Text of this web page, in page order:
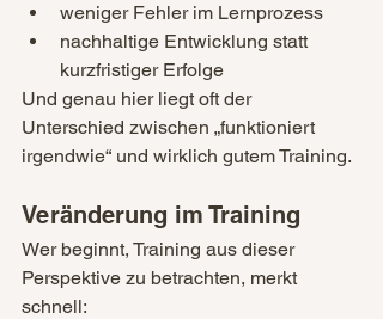
weniger Fehler im Lernprozess
nachhaltige Entwicklung statt
kurzfristiger Erfolge
Und genau hier liegt oft der
Unterschied zwischen „funktioniert
irgendwie“ und wirklich gutem Training.
Veränderung im Training
Wer beginnt, Training aus dieser
Perspektive zu betrachten, merkt
schnell: